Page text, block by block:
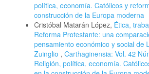
política, economía. Católicos y
construcción de la Europa moderna
Cristóbal Matarán López, Ética,
Reforma Protestante: una
pensamiento económico y social de
Zuinglio , Carthaginensia: Vol. 42
Religión, política, economía.